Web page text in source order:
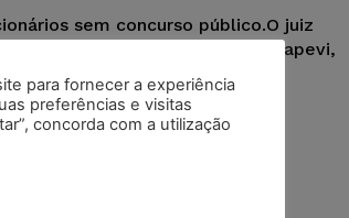
sem concurso público.O juiz
Marchi, da 1ª Vara Cível de Itapevi,
da cidade Jaci Tadeu...
para fornecer a experiência
preferências e visitas
concorda com a utilização